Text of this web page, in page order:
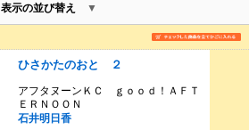
表示の並び替え
ひさかたのおと ２
アフタヌーンＫＣ ｇｏｏｄ！ＡＦＴ
ＥＲＮＯＯＮ
石井明日香